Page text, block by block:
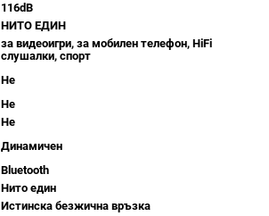
116dB
НИТО ЕДИН
за видеоигри, за мобилен телефон, HiFi
слушалки, спорт
Не
Не
Не
Динамичен
Bluetooth
Нито един
Истинска безжична връзка